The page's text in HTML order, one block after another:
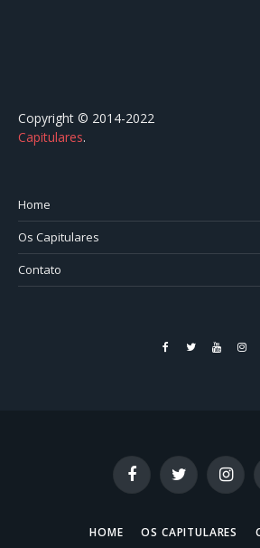
Copyright © 2014-2022
Capitulares
Home
Os Capitulares
Contato
FacebookTwitterYouTube
FacebookTwitter
HOME OS CAPITULARES